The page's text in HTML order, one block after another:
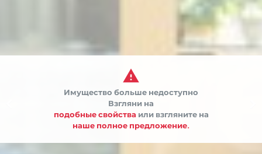

Имущество больше недоступно
Взгляни на
подобные свойства или взгляните на
наше полное предложение.